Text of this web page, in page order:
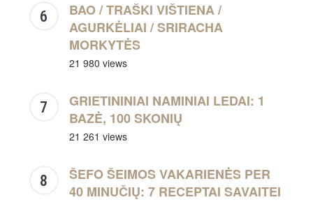
BAO / TRAŠKI VIŠTIENA /
AGURKĖLIAI / SRIRACHA
MORKYTĖS
21 980 views
GRIETININIAI NAMINIAI LEDAI: 1
BAZĖ, 100 SKONIŲ
21 261 views
ŠEFO ŠEIMOS VAKARIENĖS PER
40 MINUČIŲ: 7 RECEPTAI SAVAITEI